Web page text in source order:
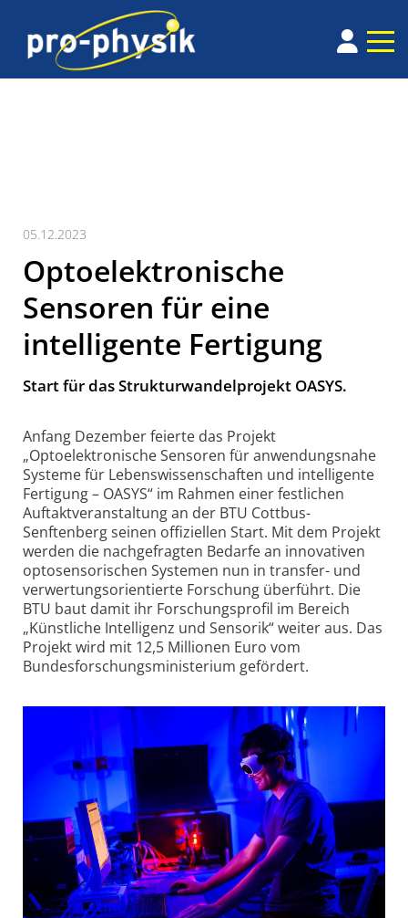
05.12.2023
Optoelektronische
Sensoren für eine
intelligente Fertigung
Start für das Strukturwandelprojekt OASYS.
Anfang Dezember feierte das Projekt
„Optoelektronische Sensoren für anwendungsnahe
Systeme für Lebenswissenschaften und intelligente
Fertigung – OASYS“ im Rahmen einer festlichen
Auftaktveranstaltung an der BTU Cottbus-
Senftenberg seinen offiziellen Start. Mit dem Projekt
werden die nachgefragten Bedarfe an innovativen
optosensorischen Systemen nun in transfer- und
verwertungsorientierte Forschung überführt. Die
BTU baut damit ihr Forschungsprofil im Bereich
„Künstliche Intelligenz und Sensorik“ weiter aus. Das
Projekt wird mit 12,5 Millionen Euro vom
Bundesforschungsministerium gefördert.